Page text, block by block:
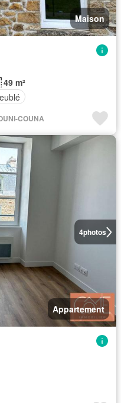
Maison
49 m²
COUNA
4photos
Appartement